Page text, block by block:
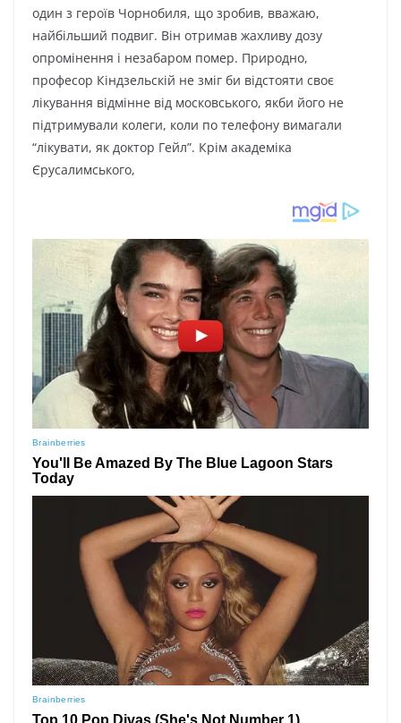
один з героїв Чорнобиля, що зробив, вважаю,
найбільший подвиг. Він отримав жахливу дозу
опромінення і незабаром помер. Природно,
професор Кіндзельскій не зміг би відстояти своє
лікування відмінне від московського, якби його не
підтримували колеги, коли по телефону вимагали
“лікувати, як доктор Гейл”. Крім академіка
Єрусалимського,